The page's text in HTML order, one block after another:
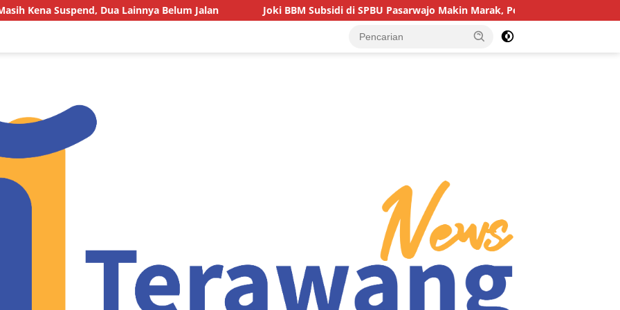
Dua Lainnya Belum Jalan Joki BBM Subsidi di SPBU Pasarwajo Makin Marak, Pengendara: “Polres Buton Dimana,